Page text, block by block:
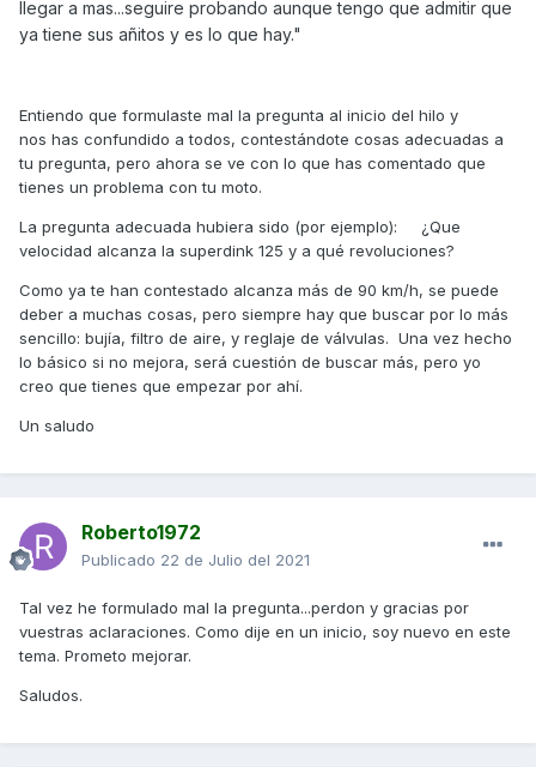
llegar a mas...seguire probando aunque tengo que admitir que
ya tiene sus añitos y es lo que hay."
Entiendo que formulaste mal la pregunta al inicio del hilo y
nos has confundido a todos, contestándote cosas adecuadas a
tu pregunta, pero ahora se ve con lo que has comentado que
tienes un problema con tu moto.
La pregunta adecuada hubiera sido (por ejemplo): ¿Que
velocidad alcanza la superdink 125 y a qué revoluciones?
Como ya te han contestado alcanza más de 90 km/h, se puede
deber a muchas cosas, pero siempre hay que buscar por lo más
sencillo: bujía, filtro de aire, y reglaje de válvulas. Una vez hecho
lo básico si no mejora, será cuestión de buscar más, pero yo
creo que tienes que empezar por ahí.
Un saludo
Roberto1972
Publicado 22 de Julio del 2021
Tal vez he formulado mal la pregunta...perdon y gracias por
vuestras aclaraciones. Como dije en un inicio, soy nuevo en este
tema. Prometo mejorar.
Saludos.